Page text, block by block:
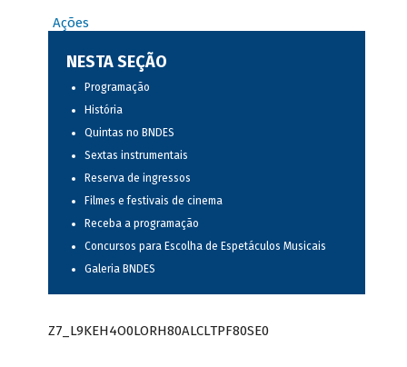
Ações
NESTA SEÇÃO
Programação
História
Quintas no BNDES
Sextas instrumentais
Reserva de ingressos
Filmes e festivais de cinema
Receba a programação
Concursos para Escolha de Espetáculos Musicais
Galeria BNDES
Z7_L9KEH4O0LORH80ALCLTPF80SE0